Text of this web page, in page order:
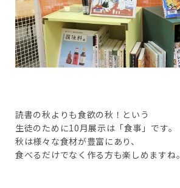
読書の秋よりも食欲の秋！という
生徒のために10月展示は「食事」です。
秋は様々な食材が豊富にあり、
食べるだけでなく作る方も楽しめますね。